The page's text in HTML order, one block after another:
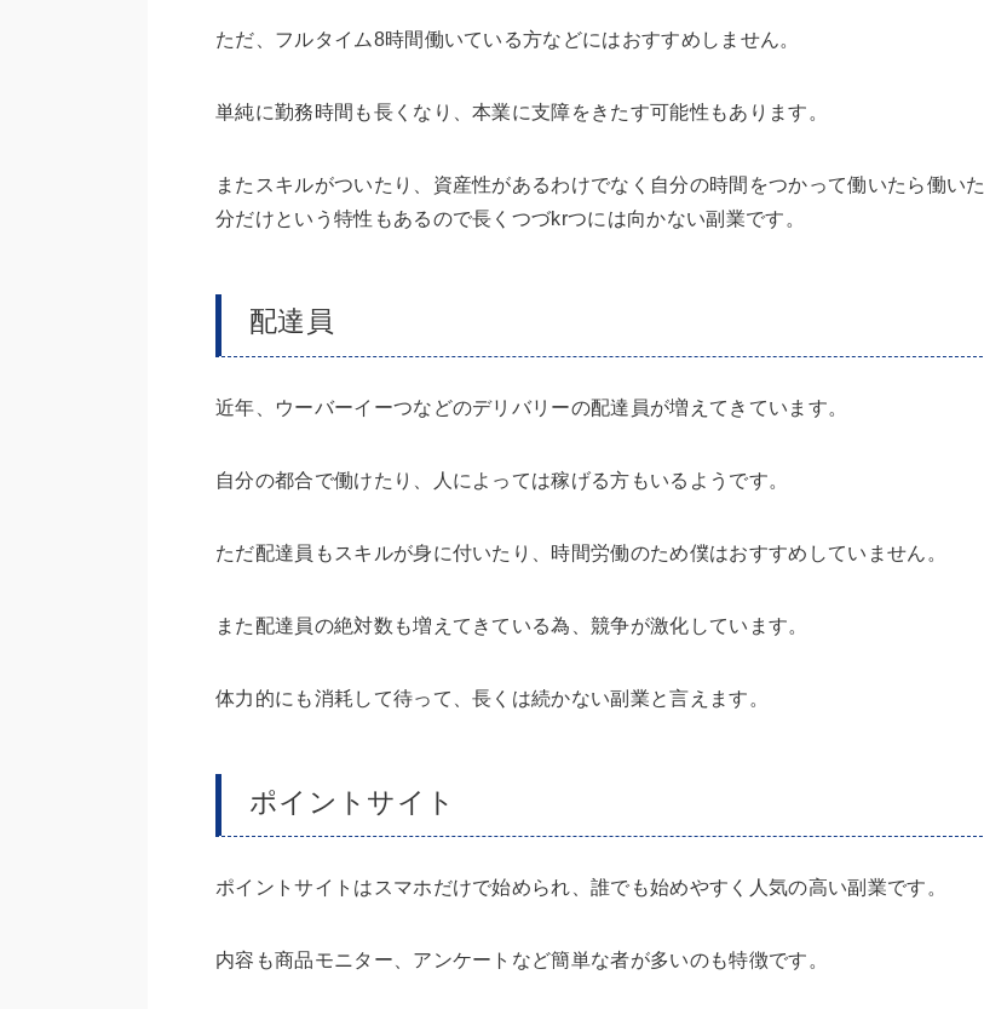
ただ、フルタイム8時間働いている方などにはおすすめしません。
単純に勤務時間も長くなり、本業に支障をきたす可能性もあります。
またスキルがついたり、資産性があるわけでなく自分の時間をつかって働いたら働いた
分だけという特性もあるので長くつづkrつには向かない副業です。
配達員
近年、ウーバーイーつなどのデリバリーの配達員が増えてきています。
自分の都合で働けたり、人によっては稼げる方もいるようです。
ただ配達員もスキルが身に付いたり、時間労働のため僕はおすすめしていません。
また配達員の絶対数も増えてきている為、競争が激化しています。
体力的にも消耗して待って、長くは続かない副業と言えます。
ポイントサイト
ポイントサイトはスマホだけで始められ、誰でも始めやすく人気の高い副業です。
内容も商品モニター、アンケートなど簡単な者が多いのも特徴です。